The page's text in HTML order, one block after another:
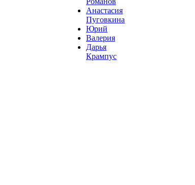
Анастасия
Пуговкина
Юрий
Валерия
Дарья
Крампус